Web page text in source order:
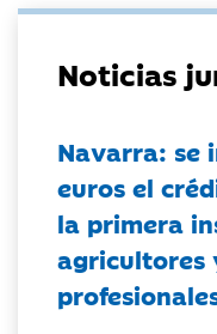
Noticias
Navarra: se
euros el
la primera
agricultores